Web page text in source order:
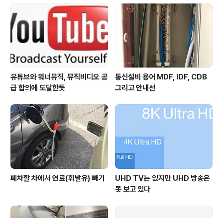
하는 방식인 일명 Stalking Horse(스토킹 호스) 방식의
입찰을 진행하기로 합의했었다. 4월 5일 뉴욕 파산법원에
서 열린 Blockbuster 자산 경매에는 위성 TV 서비스..
유튜브와 워너뮤직, 뮤직비디오 공
급 합의에 도달한듯
통신설비 용어 MDF, IDF, CDB
그리고 안내선
폐차할 차에서 연료(휘발유) 빼기
UHD TV는 있지만 UHD 방송은
못 보고 있다